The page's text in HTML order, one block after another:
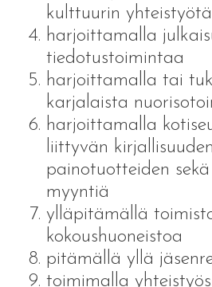
kulttuurin yhteistyötä
harjoittamalla
tiedotustoimintaa
harjoittamalla tai
karjalaista
harjoittamalla
liittyvän
painotuotteiden
myyntiä
ylläpitämällä
kokoushuoneistoa
pitämällä yllä
toimimalla